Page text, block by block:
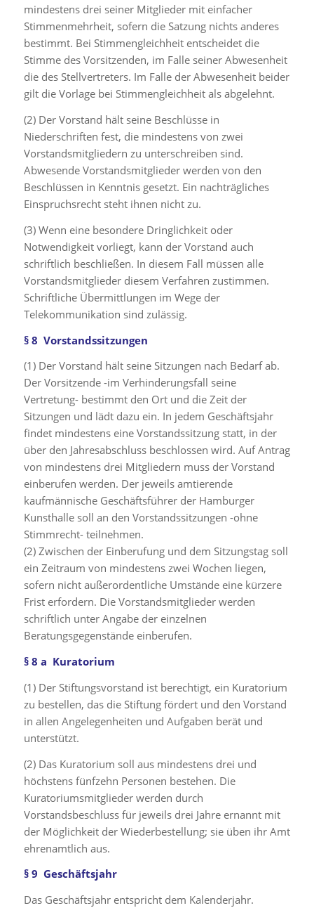
mindestens drei seiner Mitglieder mit einfacher
Stimmenmehrheit, sofern die Satzung nichts anderes
bestimmt. Bei Stimmengleichheit entscheidet die
Stimme des Vorsitzenden, im Falle seiner Abwesenheit
die des Stellvertreters. Im Falle der Abwesenheit beider
gilt die Vorlage bei Stimmengleichheit als abgelehnt.
(2) Der Vorstand hält seine Beschlüsse in
Niederschriften fest, die mindestens von zwei
Vorstandsmitgliedern zu unterschreiben sind.
Abwesende Vorstandsmitglieder werden von den
Beschlüssen in Kenntnis gesetzt. Ein nachträgliches
Einspruchsrecht steht ihnen nicht zu.
(3) Wenn eine besondere Dringlichkeit oder
Notwendigkeit vorliegt, kann der Vorstand auch
schriftlich beschließen. In diesem Fall müssen alle
Vorstandsmitglieder diesem Verfahren zustimmen.
Schriftliche Übermittlungen im Wege der
Telekommunikation sind zulässig.
§ 8 Vorstandssitzungen
(1) Der Vorstand hält seine Sitzungen nach Bedarf ab.
Der Vorsitzende -im Verhinderungsfall seine
Vertretung- bestimmt den Ort und die Zeit der
Sitzungen und lädt dazu ein. In jedem Geschäftsjahr
findet mindestens eine Vorstandssitzung statt, in der
über den Jahresabschluss beschlossen wird. Auf Antrag
von mindestens drei Mitgliedern muss der Vorstand
einberufen werden. Der jeweils amtierende
kaufmännische Geschäftsführer der Hamburger
Kunsthalle soll an den Vorstandssitzungen -ohne
Stimmrecht- teilnehmen.
(2) Zwischen der Einberufung und dem Sitzungstag soll
ein Zeitraum von mindestens zwei Wochen liegen,
sofern nicht außerordentliche Umstände eine kürzere
Frist erfordern. Die Vorstandsmitglieder werden
schriftlich unter Angabe der einzelnen
Beratungsgegenstände einberufen.
§ 8 a Kuratorium
(1) Der Stiftungsvorstand ist berechtigt, ein Kuratorium
zu bestellen, das die Stiftung fördert und den Vorstand
in allen Angelegenheiten und Aufgaben berät und
unterstützt.
(2) Das Kuratorium soll aus mindestens drei und
höchstens fünfzehn Personen bestehen. Die
Kuratoriumsmitglieder werden durch
Vorstandsbeschluss für jeweils drei Jahre ernannt mit
der Möglichkeit der Wiederbestellung; sie üben ihr Amt
ehrenamtlich aus.
§ 9 Geschäftsjahr
Das Geschäftsjahr entspricht dem Kalenderjahr.